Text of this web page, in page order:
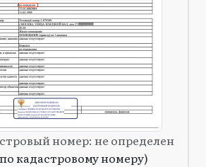
номер: не определен
кадастровому номеру)